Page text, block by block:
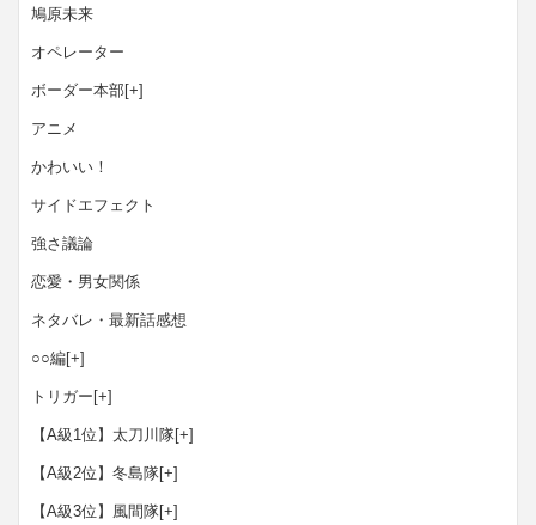
鳩原未来
オペレーター
ボーダー本部[+]
アニメ
かわいい！
サイドエフェクト
強さ議論
恋愛・男女関係
ネタバレ・最新話感想
○○編[+]
トリガー [+]
【A級1位】太刀川隊[+]
【A級2位】冬島隊[+]
【A級3位】風間隊[+]